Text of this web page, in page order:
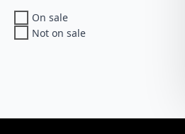
On sale
Not on sale